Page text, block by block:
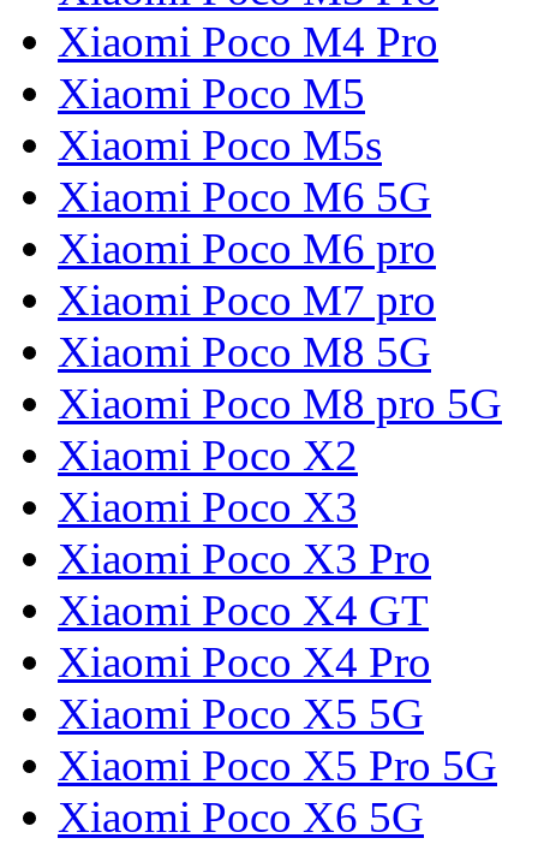
Xiaomi Poco M4 Pro
Xiaomi Poco M5
Xiaomi Poco M5s
Xiaomi Poco M6 5G
Xiaomi Poco M6 pro
Xiaomi Poco M7 pro
Xiaomi Poco M8 5G
Xiaomi Poco M8 pro 5G
Xiaomi Poco X2
Xiaomi Poco X3
Xiaomi Poco X3 Pro
Xiaomi Poco X4 GT
Xiaomi Poco X4 Pro
Xiaomi Poco X5 5G
Xiaomi Poco X5 Pro 5G
Xiaomi Poco X6 5G